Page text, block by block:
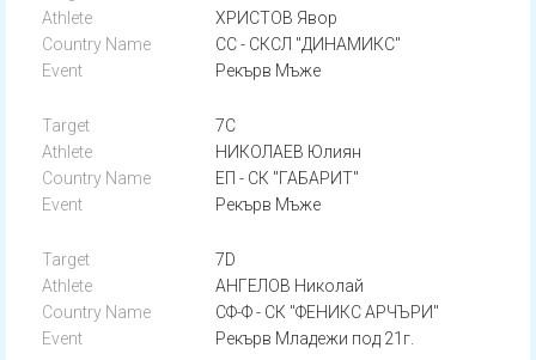
ХРИСТОВ Явор
СС - СКСЛ "ДИНАМИКС"
Рекърв Мъже
7C
НИКОЛАЕВ Юлиян
ЕП - СК "ГАБАРИТ"
Рекърв Мъже
7D
АНГЕЛОВ Николай
СФ-Ф - СК "ФЕНИКС АРЧЪРИ"
Рекърв Младежи под 21г.